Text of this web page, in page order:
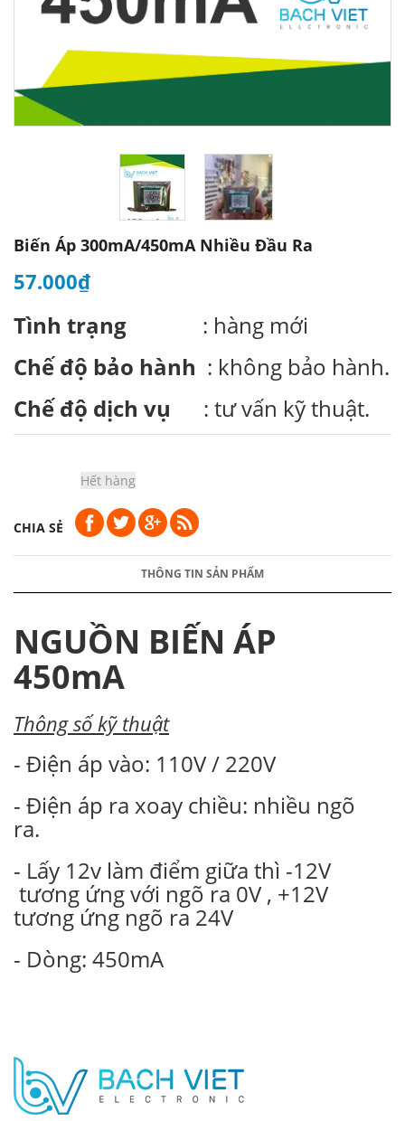
Biến Áp 300mA/450mA Nhiều Đầu Ra
57.000₫
Tình trạng : hàng mới
Chế độ bảo hành : không bảo hành.
Chế độ dịch vụ : tư vấn kỹ thuật.
Hết hàng
CHIA SẺ
THÔNG TIN SẢN PHẨM
NGUỒN BIẾN ÁP
450mA
Thông số kỹ thuật
- Điện áp vào: 110V / 220V
- Điện áp ra xoay chiều: nhiều ngõ
ra.
- Lấy 12v làm điểm giữa thì -12V
tương ứng với ngõ ra 0V , +12V
tương ứng ngõ ra 24V
- Dòng: 450mA